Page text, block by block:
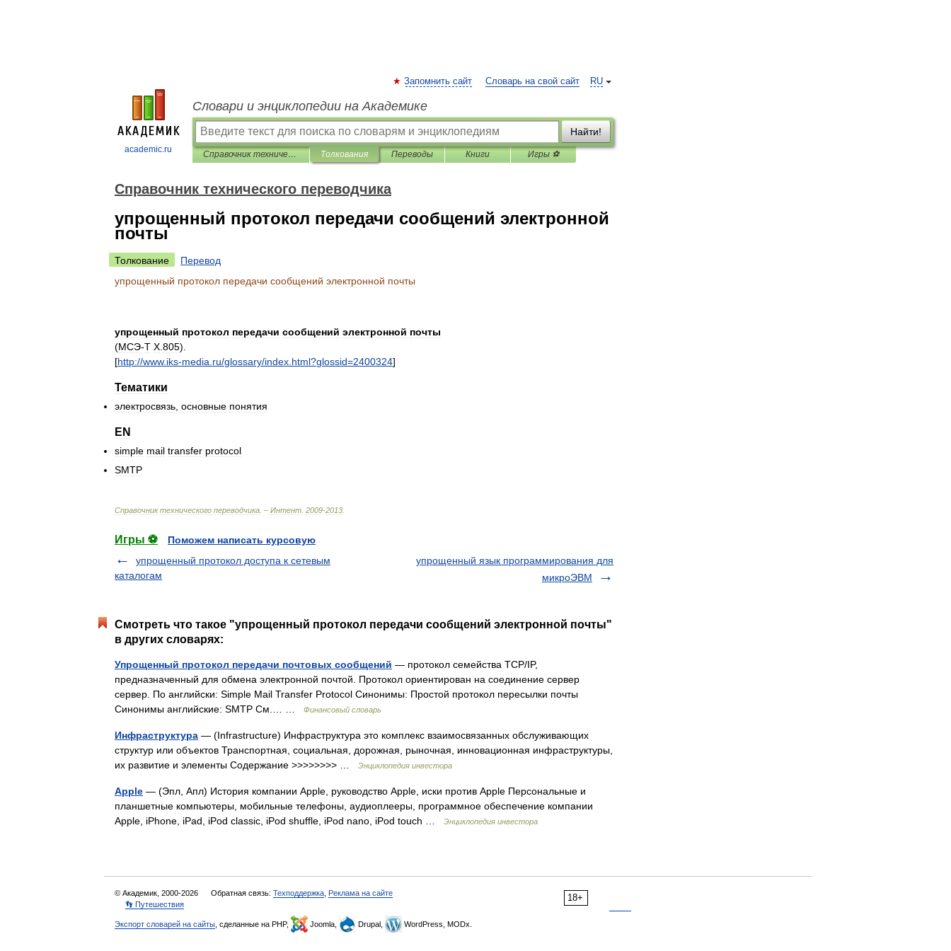
academic.ru
RU
Запомнить сайт Словарь на свой сайт
Словари и энциклопедии на Академике
Найти!
Справочник технического переводчика Толкования Переводы Книги Игры ⚽
Справочник технического переводчика
упрощенный протокол передачи сообщений электронной
почты
Толкование
Перевод
упрощенный протокол передачи сообщений электронной почты
упрощенный протокол передачи сообщений электронной почты
(МСЭ-Т Х 805).
[http://www. iks-media ru/glossary/index html?glossid=2400324]
Тематики
электросвязь основные понятия
EN
simple mail transfer protocol
SMTP
Справочник технического переводчика . – Интент 2009-2013
Игры ⚽
Поможем написать курсовую
упрощенный протокол доступа к сетевым
каталогам
упрощенный язык программирования для
микроЭВМ
Смотреть что такое "упрощенный протокол передачи сообщений электронной почты"
в других словарях:
Упрощенный протокол передачи почтовых сообщений — протокол семейства TCP/IP,
предназначенный для обмена электронной почтой. Протокол ориентирован на соединение сервер
сервер. По английски: Simple Mail Transfer Protocol Синонимы: Простой протокол пересылки почты
Синонимы английские: SMTP См.… …
Финансовый словарь
Инфраструктура — (Infrastructure) Инфраструктура это комплекс взаимосвязанных обслуживающих
структур или объектов Транспортная, социальная, дорожная, рыночная, инновационная инфраструктуры,
их развитие и элементы Содержание >>>>>>>> …
Энциклопедия инвестора
Apple — (Эпл, Апл) История компании Apple, руководство Apple, иски против Apple Персональные и
планшетные компьютеры, мобильные телефоны, аудиоплееры, программное обеспечение компании
Apple, iPhone, iPad, iPod classic, iPod shuffle, iPod nano, iPod touch …
Энциклопедия инвестора
18+
© Академик, 2000-2026 Обратная связь: Техподдержка Реклама на сайте
👣 Путешествия
Экспорт словарей на сайты , сделанные на PHP, Joomla, Drupal, WordPress, MODx.